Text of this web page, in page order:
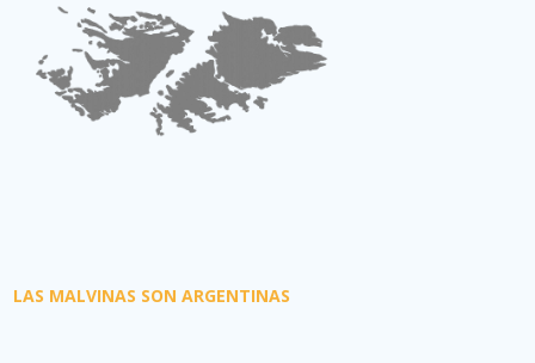
LAS MALVINAS SON ARGENTINAS